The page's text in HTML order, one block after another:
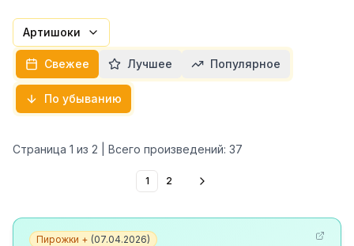
Артишоки
Свежее Лучшее Популярное
По убыванию
Страница 1 из 2 | Всего произведений: 37
1 2
Пирожки + (07.04.2026)